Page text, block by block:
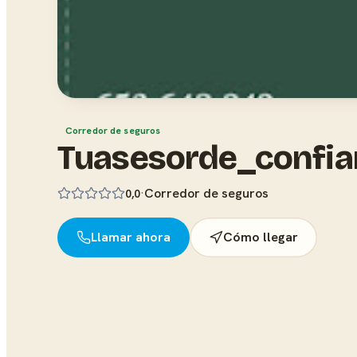
Corredor de seguros
0,0·Corredor de seguros
Llamar ahora Cómo llegar